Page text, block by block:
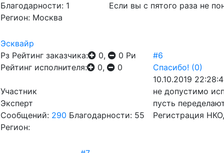
Благодарности: 1
Регион: Москва
Если вы с пятого раза не
Эсквайр
Рз Рейтинг заказчика: 0, 0 Ри
Рейтинг исполнителя:
0, 0
Участник
Эксперт
Сообщений: 290 Благодарности: 55
Регион:
#6
Спасибо! (0)
10.10.2019
не допустимо
пусть
Регистрация